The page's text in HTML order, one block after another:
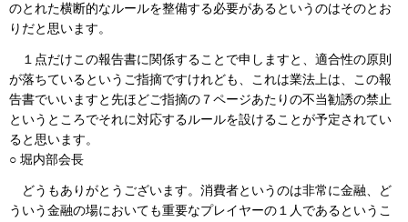
のとれた横断的なルールを整備する必要があるというのはそのとお
りだと思います。
１点だけこの報告書に関係することで申しますと、適合性の原則
が落ちているというご指摘ですけれども、これは業法上は、この報
告書でいいますと先ほどご指摘の７ページあたりの不当勧誘の禁止
というところでそれに対応するルールを設けることが予定されてい
ると思います。
○ 堀内部会長
どうもありがとうございます。消費者というのは非常に金融、ど
ういう金融の場においても重要なプレイヤーの１人であるというこ